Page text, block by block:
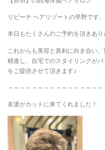
リビーチ ヘアリゾートの早野です。
本日もたくさんのご予約を頂きあ
これからも美容と真剣に向き合い
精進し、自宅でのスタイリングが
をご提供させて頂きます♪
～～～～～～～～～～～～～～～～
友達がカットに来てくれました！